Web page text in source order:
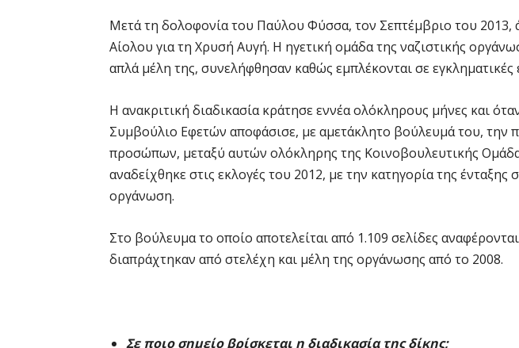
Μετά τη δολοφονία του Παύλου Φύσσα, τον Σεπτέμβριο του 2013,
Αίολου για τη Χρυσή Αυγή. Η ηγετική ομάδα της ναζιστικής
απλά μέλη της, συνελήφθησαν καθώς εμπλέκονται σε εγκληματικές
Η ανακριτική διαδικασία κράτησε εννέα ολόκληρους μήνες και
Συμβούλιο Εφετών αποφάσισε, με αμετάκλητο βούλευμά του, την
προσώπων, μεταξύ αυτών ολόκληρης της Κοινοβουλευτικής
αναδείχθηκε στις εκλογές του 2012, με την κατηγορία της ένταξης
οργάνωση.
Στο βούλευμα το οποίο αποτελείται από 1.109 σελίδες
διαπράχτηκαν από στελέχη και μέλη της οργάνωσης από το 2008.
Σε ποιο σημείο βρίσκεται η διαδικασία της δίκης;